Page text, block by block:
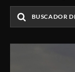
BUSCADOR